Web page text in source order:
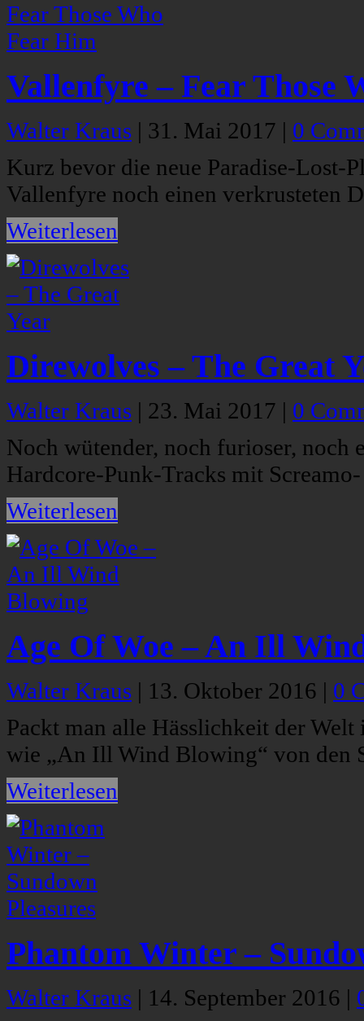
Vallenfyre – Fear Those
Walter Kraus | 31. Mai 2017 | 0
Kurz bevor die neue Paradise-Lost-
Vallenfyre noch einen verkrusteten
Weiterlesen
Direwolves – The Great
Walter Kraus | 23. Mai 2017 | 0
Noch wütender, noch furioser, noch
Hardcore-Punk-Tracks mit
Weiterlesen
Age Of Woe – An Ill
Walter Kraus | 13. Oktober 2016 | 0
Packt man alle Hässlichkeit der
wie „An Ill Wind Blowing“ von den
Weiterlesen
Phantom Winter –
Walter Kraus | 14. September 2016 |